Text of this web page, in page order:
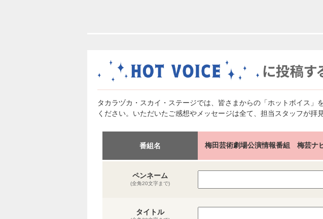
タカラヅカ・スカイ・ステージでは、皆さまからの「ホットボイス
ください。いただいたご感想やメッセージは全て、担当スタッフが拝
番組名 梅田芸術劇場公演情報番組 梅芸ナ
ペンネーム
(全角20文字まで)
タイトル